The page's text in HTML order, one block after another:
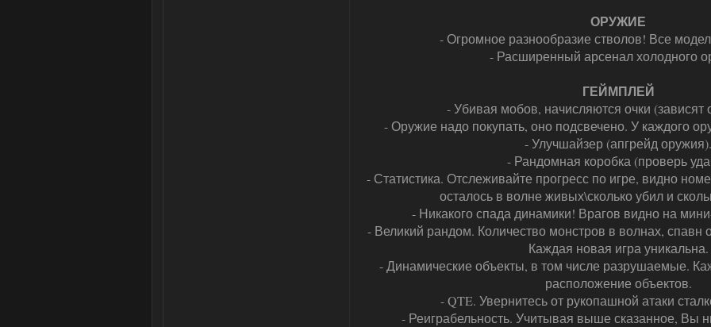
ОРУЖИЕ
- Огромное разнообразие стволов! Все
- Расширенный арсенал холодного
ГЕЙМПЛЕЙ
- Убивая мобов, начисляются очки (зависят
- Оружие надо покупать, оно подсвечено. У каждого
- Улучшайзер (апгрейд оружия).
- Рандомная коробка (проверь
- Статистика. Отслеживайте прогресс по игре, видно
осталось в волне живых\сколько убил и
- Никакого спада динамики! Врагов видно на
- Великий рандом. Количество монстров в волнах, спавн
Каждая новая игра уникальна.
- Динамические объекты, в том числе разрушаемые.
расположение объектов.
- QTE. Увернитесь от рукопашной атаки
- Реиграбельность. Учитывая выше сказанное, Вы